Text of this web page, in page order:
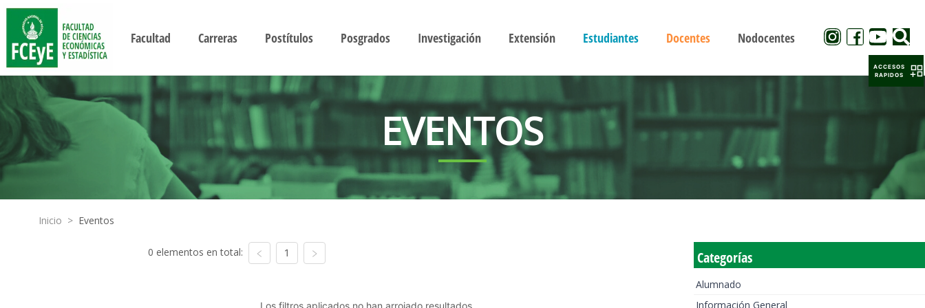
Facultad Carreras Postítulos Posgrados Investigación Extensión Estudiantes Docentes Nodocentes
EVENTOS
Inicio > Eventos
0 elementos en total: 1
Los filtros aplicados no han arrojado resultados
Categorías
Alumnado
Información General
ACCESOS
RAPIDOS